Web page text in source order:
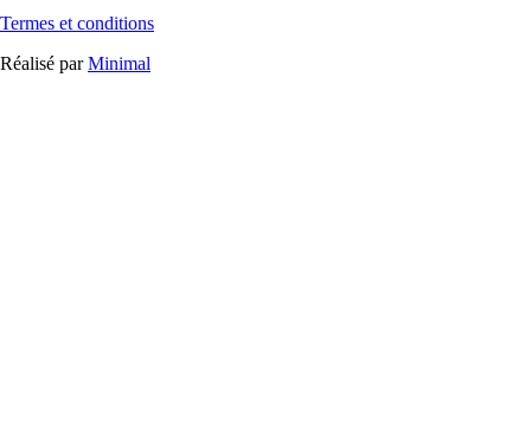
Termes et conditions
Réalisé parMinimal